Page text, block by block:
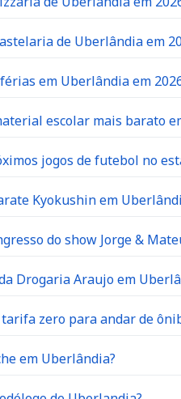
de Uberlândia em
em Uberlândia em
escolar mais barato
jogos de futebol no
Kyokushin em
do show Jorge &
Drogaria Araujo em
zero para andar de
em Uberlândia?